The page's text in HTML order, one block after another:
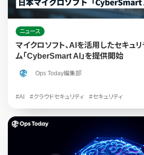
ニュース
マイクロソフト、AIを活用したセキュ
ム「CyberSmart AI」を提供開始
Ops Today編集部
#AI #クラウドセキュリティ #セキュリティ